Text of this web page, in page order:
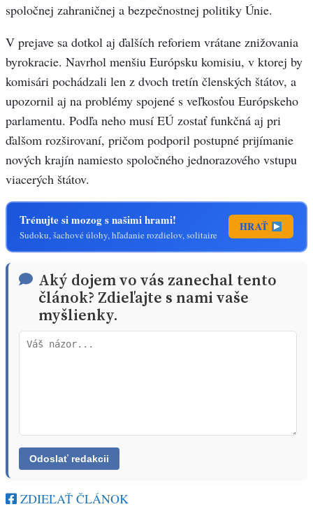
spoločnej zahraničnej a bezpečnostnej politiky Únie.
V prejave sa dotkol aj ďalších reforiem vrátane znižovania
byrokracie. Navrhol menšiu Európsku komisiu, v ktorej by
komisári pochádzali len z dvoch tretín členských štátov, a
upozornil aj na problémy spojené s veľkosťou Európskeho
parlamentu. Podľa neho musí EÚ zostať funkčná aj pri
ďalšom rozširovaní, pričom podporil postupné prijímanie
nových krajín namiesto spoločného jednorazového vstupu
viacerých štátov.
Trénujte si mozog s našimi hrami!
Sudoku, šachové úlohy, hľadanie rozdielov, solitaire
HRAŤ
Aký dojem vo vás zanechal tento
článok? Zdieľajte s nami vaše
myšlienky.
ZDIEĽAŤ ČLÁNOK